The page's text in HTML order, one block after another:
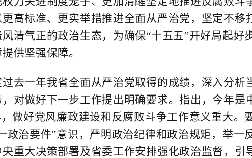
高标准、更实举措推进全面从严治党，坚定不移
清气正的政治生态，为确保“十五五”开好局起好
供坚强保障。
一年我省全面从严治党取得的成绩，深入分析
对做好下一步工作提出明确要求。指出，今年是
做好党风廉政建设和反腐败斗争工作意义重大。
政治要件”意识，严明政治纪律和政治规矩，举一
重大决策部署及省委工作安排强化政治监督，引